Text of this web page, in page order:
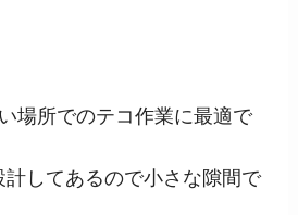
場所でのテコ作業に最適で
計してあるので小さな隙間で